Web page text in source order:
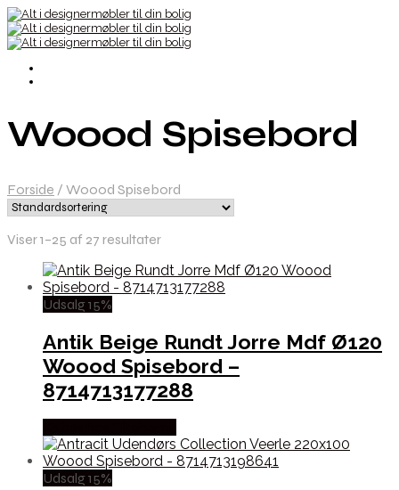
Woood Spisebord
Forside / Woood Spisebord
Viser 1–25 af 27 resultater
Udsalg 15%
Antik Beige Rundt Jorre Mdf Ø120
Woood Spisebord –
8714713177288
Udsalg 15%